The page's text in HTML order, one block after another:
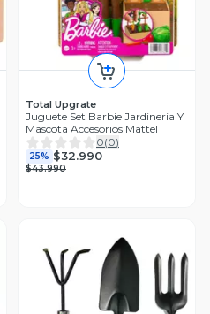
Total Upgrate
Juguete Set Barbie Jardineria Y
Mascota Accesorios Mattel
0(0)
25% $32.990
$43.990